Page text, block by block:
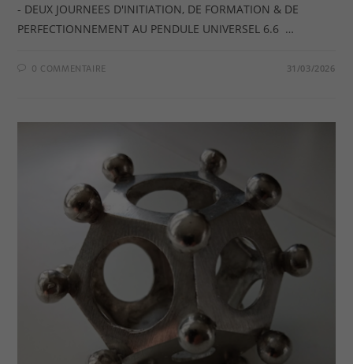
- DEUX JOURNEES D'INITIATION, DE FORMATION & DE
PERFECTIONNEMENT AU PENDULE UNIVERSEL 6.6 …
0 COMMENTAIRE 31/03/2026